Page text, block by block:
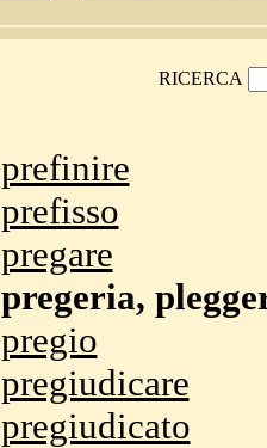
RICERCA
prefinire
prefisso
pregare
pregeria,
pregio
pregiudicare
pregiudicato